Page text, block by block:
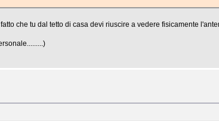
che tu dal tetto di casa devi riuscire a vedere fisicamente